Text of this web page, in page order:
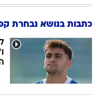
כתבות בנושא נבחרת